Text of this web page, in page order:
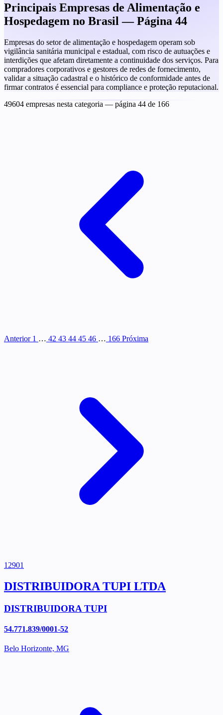
Principais Empresas de Alimentação e
Hospedagem no Brasil — Página 44
Empresas do setor de alimentação e hospedagem operam sob
vigilância sanitária municipal e estadual, com risco de autuações e
interdições que afetam diretamente a continuidade dos serviços. Para
compradores corporativos e gestores de redes de fornecimento,
validar a situação cadastral e o histórico de conformidade antes de
firmar contratos é essencial para compliance e proteção reputacional.
49604 empresas nesta categoria — página 44 de 166
Anterior 1 … 42 43 44 45 46 … 166 Próxima
12901
DISTRIBUIDORA TUPI LTDA
DISTRIBUIDORA TUPI
54.771.839/0001-52
Belo Horizonte, MG